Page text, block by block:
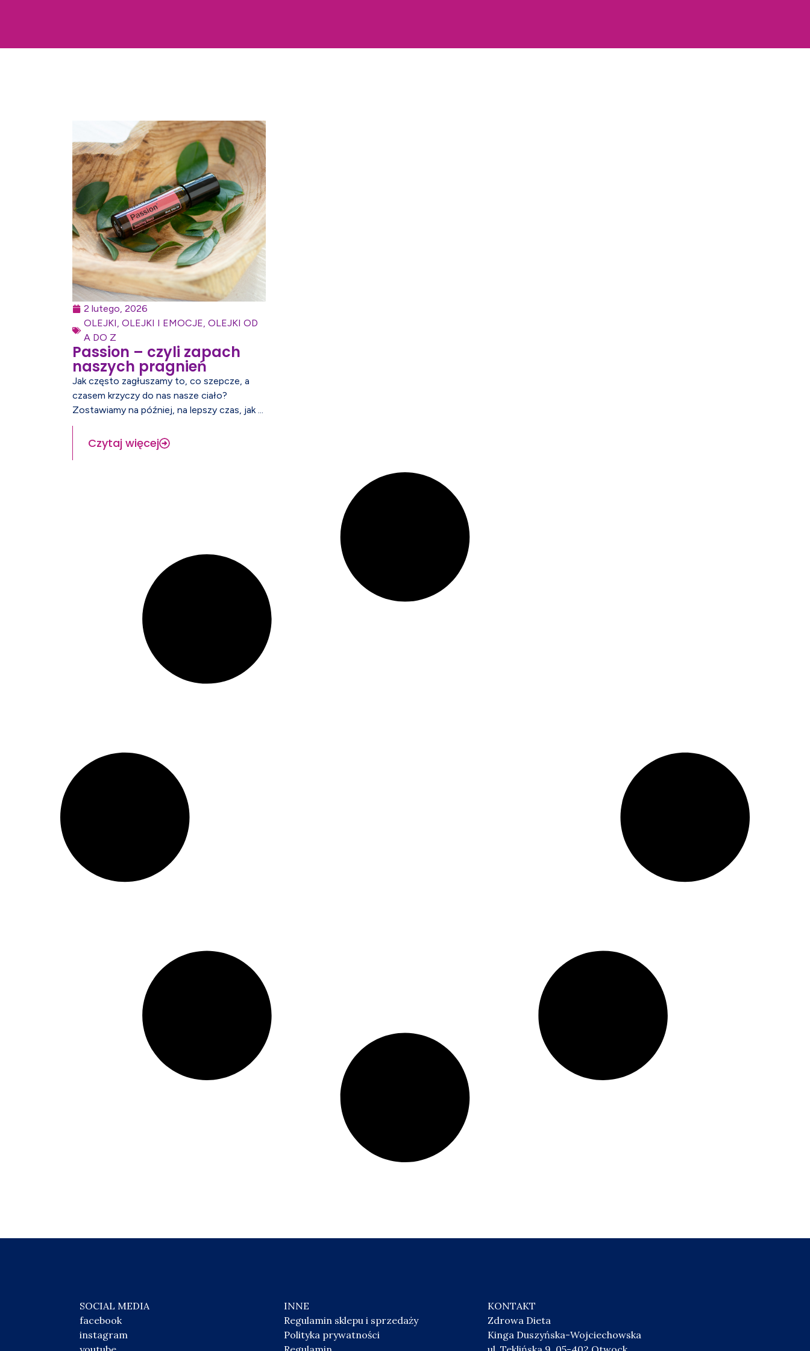
2 lutego, 2026
OLEJKI, OLEJKI I EMOCJE, OLEJKI OD
A DO Z
Passion – czyli zapach
naszych pragnień
Jak często zagłuszamy to, co szepcze, a
czasem krzyczy do nas nasze ciało?
Zostawiamy na później, na lepszy czas, jak ...
Czytaj więcej
SOCIAL MEDIA
facebook
instagram
INNE
Regulamin sklepu i sprzedaży
Polityka prywatności
KONTAKT
Zdrowa Dieta
Kinga Duszyńska-Wojciechowska